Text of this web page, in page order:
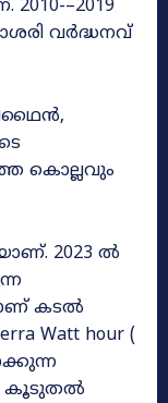
–2019
വർദ്ധനവ്
കൊല്ലവും
2023 ൽ
കടൽ
Watt hour (
കൂടുതൽ